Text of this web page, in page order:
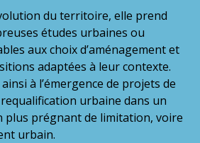
du territoire, elle prend
études urbaines ou
aux choix d’aménagement et
adaptées à leur contexte.
à l’émergence de projets de
urbaine dans un
plus prégnant de limitation, voire
urbain.